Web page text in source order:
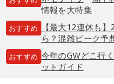
情報を大特集
おすすめ
【最大12連休も
ら？混雑ピーク予
おすすめ 今年のGWどこ行
ットガイド